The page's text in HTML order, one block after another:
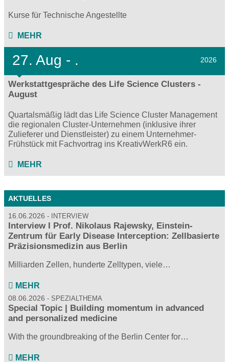
Kurse für Technische Angestellte
MEHR
27. Aug - . 2026
Werkstattgespräche des Life Science Clusters -
August
Quartalsmäßig lädt das Life Science Cluster Management
die regionalen Cluster-Unternehmen (inklusive ihrer
Zulieferer und Dienstleister) zu einem Unternehmer-
Frühstück mit Fachvortrag ins KreativWerkR6 ein.
MEHR
AKTUELLES
16.06.2026 INTERVIEW
Interview I Prof. Nikolaus Rajewsky, Einstein-
Zentrum für Early Disease Interception: Zellbasierte
Präzisionsmedizin aus Berlin
Milliarden Zellen, hunderte Zelltypen, viele…
MEHR
08.06.2026 SPEZIALTHEMA
Special Topic | Building momentum in advanced
and personalized medicine
With the groundbreaking of the Berlin Center for…
MEHR